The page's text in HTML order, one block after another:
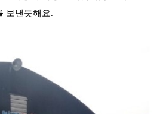
보낸듯해요.